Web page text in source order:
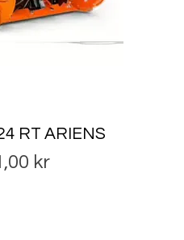
RT ARIENS
kr